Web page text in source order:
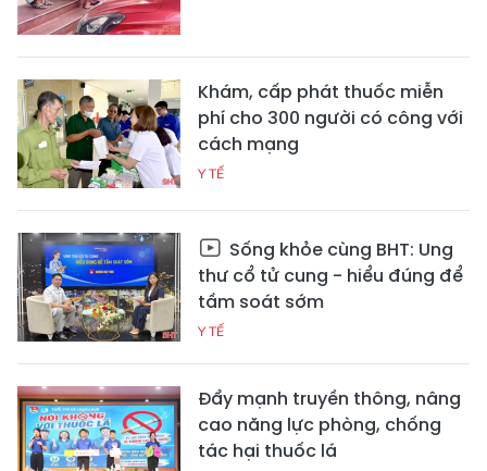
Khám, cấp phát thuốc miễn
phí cho 300 người có công với
cách mạng
Y TẾ
Sống khỏe cùng BHT: Ung
thư cổ tử cung - hiểu đúng để
tầm soát sớm
Y TẾ
Đẩy mạnh truyền thông, nâng
cao năng lực phòng, chống
tác hại thuốc lá